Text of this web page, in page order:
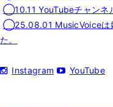
◯10.11 YouTubeチャンネ
◯25.08.01 MusicVoiceは
た。
Instagram YouTube